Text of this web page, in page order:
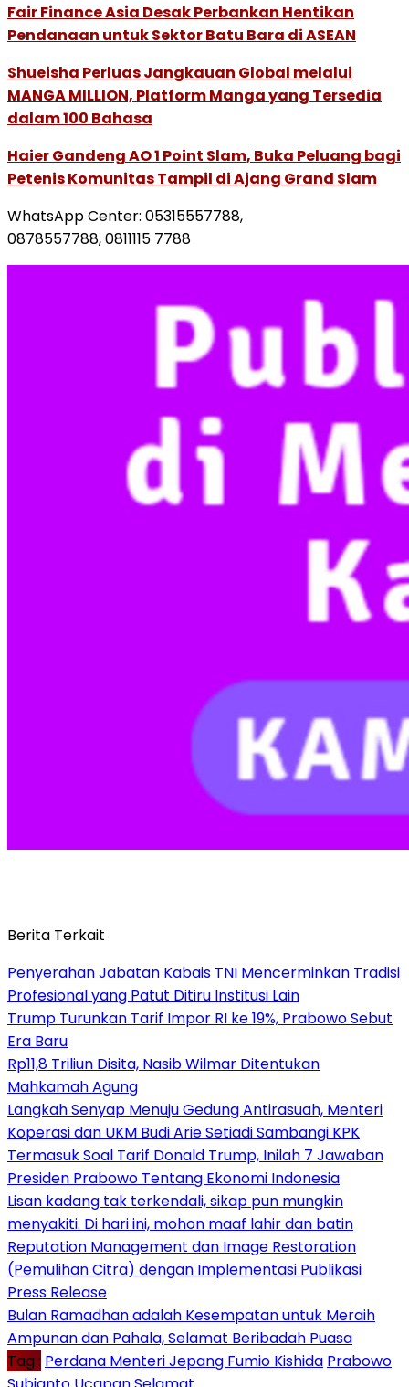
Fair Finance Asia Desak Perbankan Hentikan
Pendanaan untuk Sektor Batu Bara di ASEAN
Shueisha Perluas Jangkauan Global melalui
MANGA MILLION, Platform Manga yang Tersedia
dalam 100 Bahasa
Haier Gandeng AO 1 Point Slam, Buka Peluang bagi
Petenis Komunitas Tampil di Ajang Grand Slam
WhatsApp Center: 05315557788,
0878557788, 0811115 7788
Berita Terkait
Penyerahan Jabatan Kabais TNI Mencerminkan Tradisi
Profesional yang Patut Ditiru Institusi Lain
Trump Turunkan Tarif Impor RI ke 19%, Prabowo Sebut
Era Baru
Rp11,8 Triliun Disita, Nasib Wilmar Ditentukan
Mahkamah Agung
Langkah Senyap Menuju Gedung Antirasuah, Menteri
Koperasi dan UKM Budi Arie Setiadi Sambangi KPK
Termasuk Soal Tarif Donald Trump, Inilah 7 Jawaban
Presiden Prabowo Tentang Ekonomi Indonesia
Lisan kadang tak terkendali, sikap pun mungkin
menyakiti. Di hari ini, mohon maaf lahir dan batin
Reputation Management dan Image Restoration
(Pemulihan Citra) dengan Implementasi Publikasi
Press Release
Bulan Ramadhan adalah Kesempatan untuk Meraih
Ampunan dan Pahala, Selamat Beribadah Puasa
Tag : Perdana Menteri Jepang Fumio Kishida Prabowo